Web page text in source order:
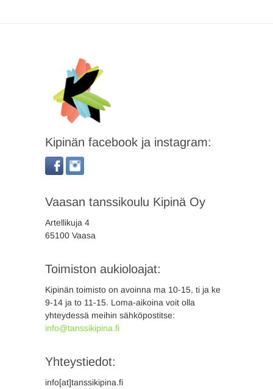
Kipinän facebook ja instagram:
Vaasan tanssikoulu Kipinä Oy
Artellikuja 4
65100 Vaasa
Toimiston aukioloajat:
Kipinän toimisto on avoinna ma 10-15, ti ja ke
9-14 ja to 11-15. Loma-aikoina voit olla
yhteydessä meihin sähköpostitse:
info@tanssikipina.fi
Yhteystiedot:
info[at]tanssikipina.fi